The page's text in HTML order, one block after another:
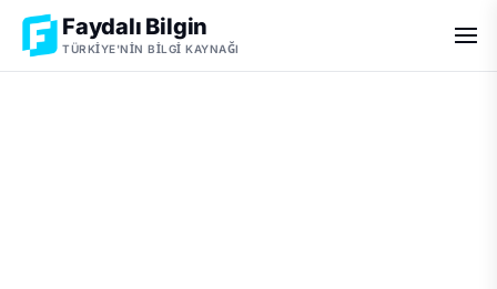
Faydalı Bilgin
TÜRKIYE'NIN BILGI KAYNAĞI